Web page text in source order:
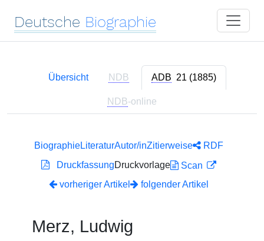
Deutsche Biographie
Übersicht NDB ADB 21 (1885)
NDB-online
BiographieLiteraturAutor/inZitierweise
RDF
DruckfassungDruckvorlage
Scan
vorheriger Artikel
folgender Artikel
Merz, Ludwig